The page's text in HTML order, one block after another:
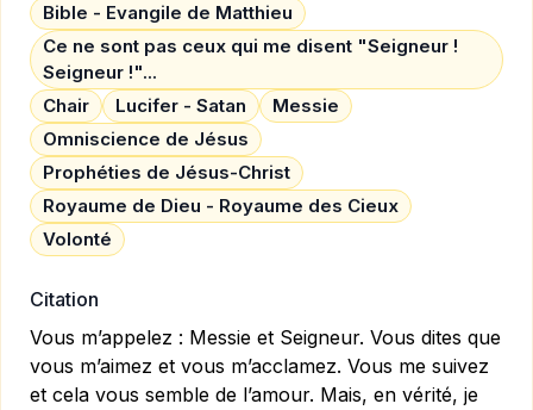
Bible - Evangile de Matthieu
Ce ne sont pas ceux qui me disent "Seigneur !
Seigneur !"...
Chair
Lucifer - Satan
Messie
Omniscience de Jésus
Prophéties de Jésus-Christ
Royaume de Dieu - Royaume des Cieux
Volonté
Citation
Vous m’appelez : Messie et Seigneur. Vous dites que
vous m’aimez et vous m’acclamez. Vous me suivez
et cela vous semble de l’amour. Mais, en vérité, je